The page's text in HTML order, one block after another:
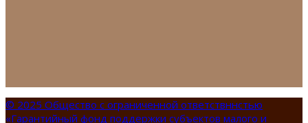
© 2025 Общество с ограниченной ответствннстью
«Гарантийный фонд поддержки субъектов малого и